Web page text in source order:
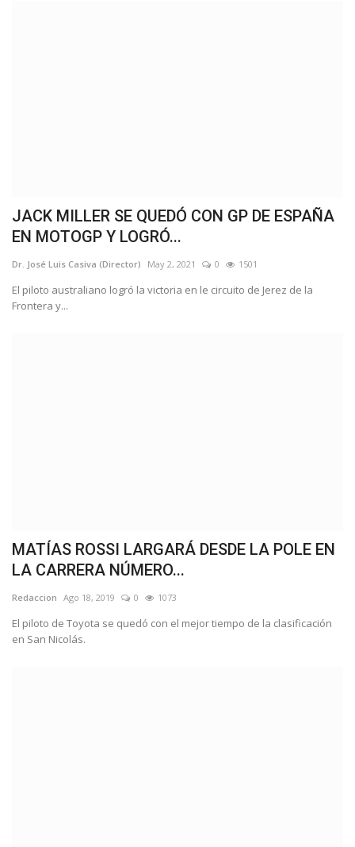
JACK MILLER SE QUEDÓ CON GP DE ESPAÑA
EN MOTOGP Y LOGRÓ...
Dr. José Luis Casiva (Director) May 2, 2021 0 1501
El piloto australiano logró la victoria en le circuito de Jerez de la
Frontera y...
MATÍAS ROSSI LARGARÁ DESDE LA POLE EN
LA CARRERA NÚMERO...
Redaccion Ago 18, 2019 0 1073
El piloto de Toyota se quedó con el mejor tiempo de la clasificación
en San Nicolás.